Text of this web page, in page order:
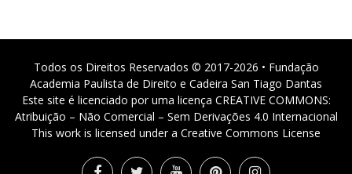
Todos os Direitos Reservados © 2017-2026 • Fundação
Academia Paulista de Direito e Cadeira San Tiago Dantas
Este site é licenciado por uma licença CREATIVE COMMONS:
Atribuição – Não Comercial – Sem Derivações 4.0 Internacional
This work is licensed under a Creative Commons License